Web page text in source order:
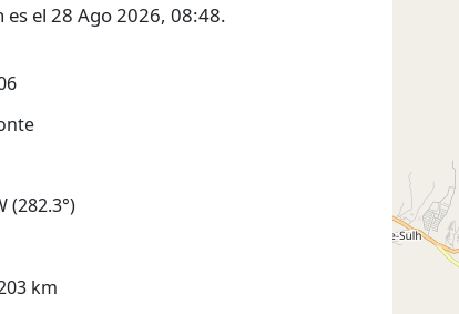
es el 28 Ago 2026, 08:48.
(282.3°)
km